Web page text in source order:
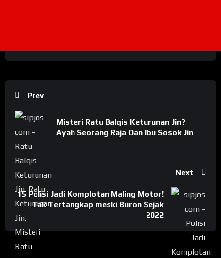
Prev
Misteri Ratu Balqis Keturunan Jin?
Ayah Seorang Raja Dan Ibu Sosok Jin
Next
15 Polisi Jadi Komplotan Maling Motor!
Tak Tertangkap meski Buron Sejak
2022